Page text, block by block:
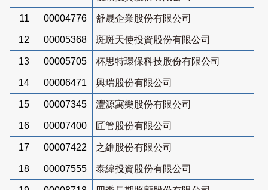
11 00004776 舒晟企業股份有限公司
12 00005368 斑斑天使投資股份有限公司
13 00005705 杯思特環保科技股份有限公司
14 00006471 興瑞股份有限公司
15 00007345 灃源寓樂股份有限公司
16 00007400 匠管股份有限公司
17 00007422 之維股份有限公司
18 00007555 泰緯投資股份有限公司